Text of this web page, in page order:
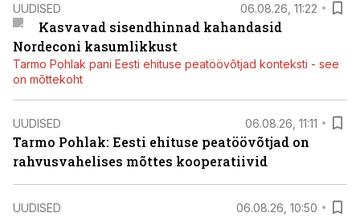
UUDISED 06.08.26, 11:22
Kasvavad sisendhinnad kahandasid
Nordeconi kasumlikkust
Tarmo Pohlak pani Eesti ehituse peatöövõtjad konteksti - see
on mõttekoht
UUDISED 06.08.26, 11:11
Tarmo Pohlak: Eesti ehituse peatöövõtjad on
rahvusvahelises mõttes kooperatiivid
UUDISED 06.08.26, 10:50